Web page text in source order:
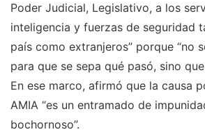
Poder Judicial, Legislativo, a los
inteligencia y fuerzas de seguridad
país como extranjeros” porque “no
para que se sepa qué pasó, sino
En ese marco, afirmó que la causa
AMIA “es un entramado de
bochornoso”.